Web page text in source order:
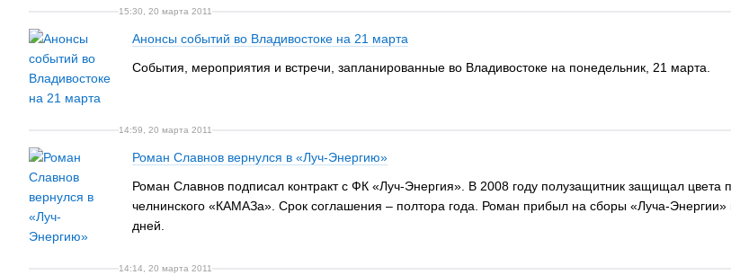
15:30, 20 марта 2011
Анонсы событий во Владивостоке на 21 марта
События, мероприятия и встречи, запланированные во Владивостоке на понедельник, 21 марта.
14:59, 20 марта 2011
Роман Славнов вернулся в «Луч-Энергию»
Роман Славнов подписал контракт с ФК «Луч-Энергия». В 2008 году полузащитник защищал
челнинского «КАМАЗа». Срок соглашения – полтора года. Роман прибыл на сборы «Луча-
дней.
14:14, 20 марта 2011